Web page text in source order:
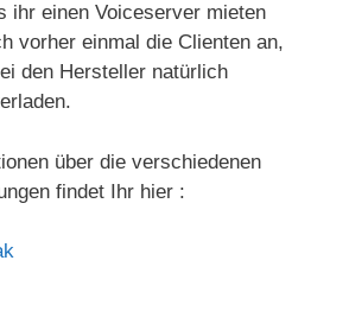
ihr einen Voiceserver mieten
vorher einmal die Clienten an,
den Hersteller natürlich
über die verschiedenen
findet Ihr hier :